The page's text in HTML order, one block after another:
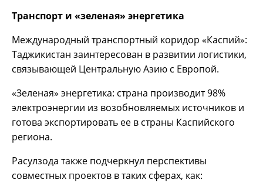
Транспорт и «зеленая» энергетика
Международный транспортный коридор «Каспий»:
Таджикистан заинтересован в развитии логистики,
связывающей Центральную Азию с Европой.
«Зеленая» энергетика: страна производит 98%
электроэнергии из возобновляемых источников и
готова экспортировать ее в страны Каспийского
региона.
Расулзода также подчеркнул перспективы
совместных проектов в таких сферах, как: